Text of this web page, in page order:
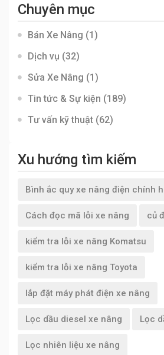
Chuyên mục
Bán Xe Nâng (1)
Dịch vụ (32)
Sửa Xe Nâng (1)
Tin tức & Sự kiện (189)
Tư vấn kỹ thuật (62)
Xu hướng tìm kiếm
Bình ắc quy xe nâng điện chính
Cách đọc mã lỗi xe nâng củ
kiểm tra lỗi xe nâng Komatsu
kiểm tra lỗi xe nâng Toyota
lắp đặt máy phát điện xe nâng
Lọc dầu diesel xe nâng Lọc
Lọc nhiên liệu xe nâng